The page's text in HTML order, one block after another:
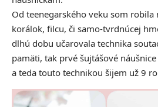
Od teenegarského veku som robila
korálok, filcu, či samo-tvrdnúcej
dlhú dobu učarovala technika
pamäti, tak prvé šujtášové
a teda touto technikou šijem už 9